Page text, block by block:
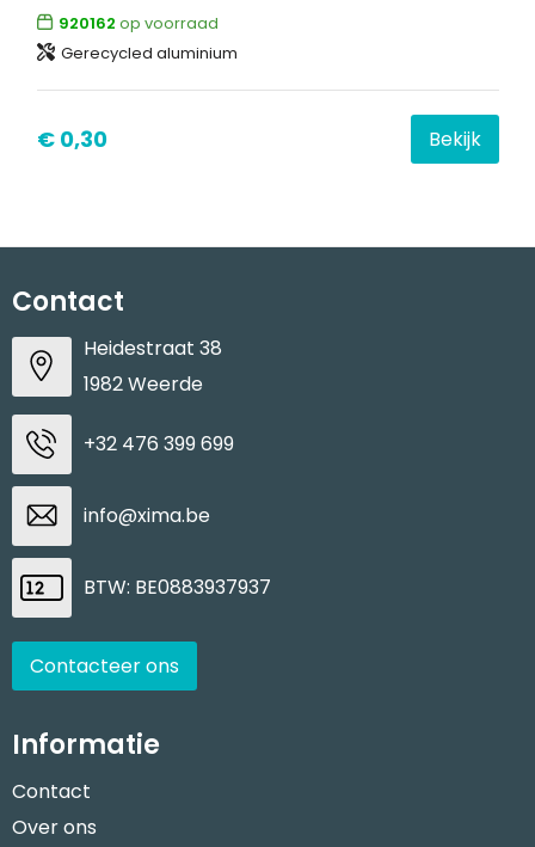
920162 op voorraad
Gerecycled aluminium
€ 0,30 Bekijk
Contact
Heidestraat 38
1982 Weerde
+32 476 399 699
info@xima.be
BTW: BE0883937937
Contacteer ons
Informatie
Contact
Over ons